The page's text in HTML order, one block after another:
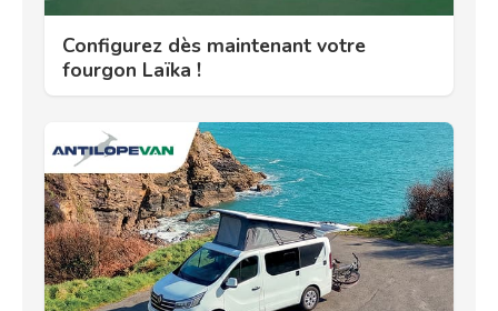
Configurez dès maintenant votre
fourgon Laïka !